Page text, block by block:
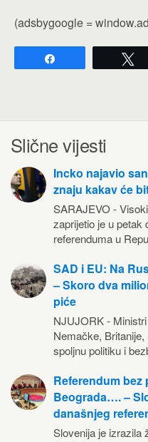
(adsbygoogle =
Slične vijesti
Incko najavio
znaju kakav će
SARAJEVO -
zaprijetio je u petak
referenduma u
SAD i EU: Na
– Skoro dva
piće
NJUJORK -
Nemačke,
spoljnu politiku i
Referendum bez
Beograda…. –
današnjeg
Slovenija je izrazila